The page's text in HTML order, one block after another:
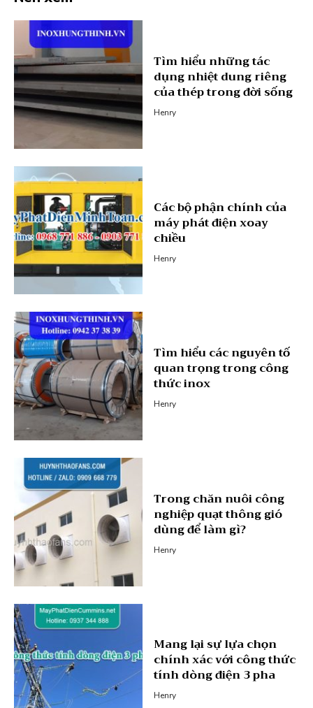
Tìm hiểu những tác
dụng nhiệt dung riêng
của thép trong đời sống
Henry
Các bộ phận chính của
máy phát điện xoay
chiều
Henry
Tìm hiểu các nguyên tố
quan trọng trong công
thức inox
Henry
Trong chăn nuôi công
nghiệp quạt thông gió
dùng để làm gì?
Henry
Mang lại sự lựa chọn
chính xác với công thức
tính dòng điện 3 pha
Henry